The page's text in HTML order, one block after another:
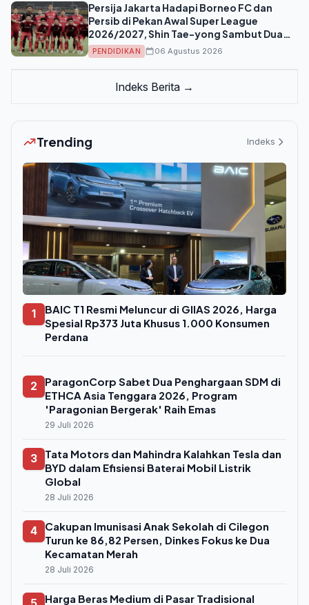
Persija Jakarta Hadapi Borneo FC dan
Persib di Pekan Awal Super League
2026/2027, Shin Tae-yong Sambut Dua
Ujian Berat Sekaligus
PENDIDIKAN 06 Agustus 2026
Indeks Berita →
Trending Indeks
1
BAIC T1 Resmi Meluncur di GIIAS 2026, Harga
Spesial Rp373 Juta Khusus 1.000 Konsumen
Perdana
2
ParagonCorp Sabet Dua Penghargaan SDM di
ETHCA Asia Tenggara 2026, Program
'Paragonian Bergerak' Raih Emas
29 Juli 2026
3
Tata Motors dan Mahindra Kalahkan Tesla dan
BYD dalam Efisiensi Baterai Mobil Listrik
Global
28 Juli 2026
4
Cakupan Imunisasi Anak Sekolah di Cilegon
Turun ke 86,82 Persen, Dinkes Fokus ke Dua
Kecamatan Merah
28 Juli 2026
Harga Beras Medium di Pasar Tradisional